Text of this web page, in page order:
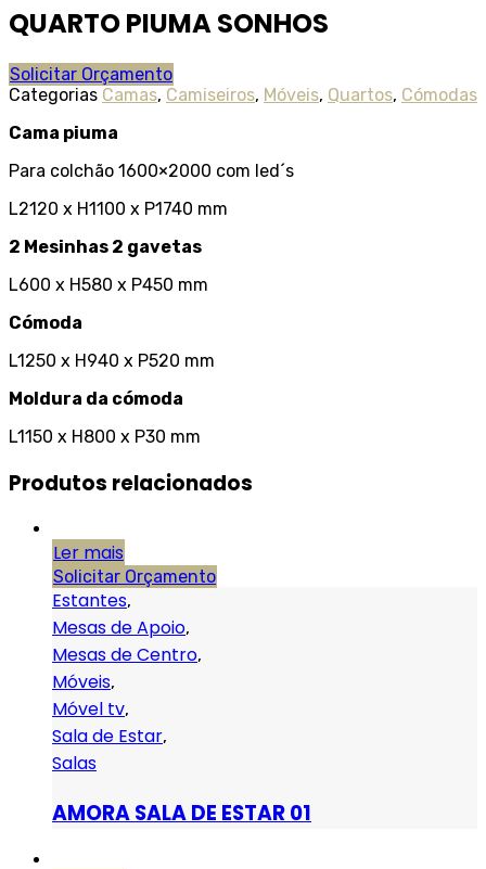
QUARTO PIUMA SONHOS
Solicitar Orçamento
Categorias Camas, Camiseiros, Móveis, Quartos, Cómodas
Cama piuma
Para colchão 1600×2000 com led´s
L2120 x H1100 x P1740 mm
2 Mesinhas 2 gavetas
L600 x H580 x P450 mm
Cómoda
L1250 x H940 x P520 mm
Moldura da cómoda
L1150 x H800 x P30 mm
Produtos relacionados
Ler mais
Solicitar Orçamento
Estantes,
Mesas de Apoio,
Mesas de Centro,
Móveis,
Móvel tv,
Sala de Estar,
Salas
AMORA SALA DE ESTAR 01